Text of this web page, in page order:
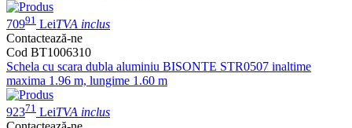
70991 LeiTVA inclus
Contactează-ne
Cod BT1006310
Schela cu scara dubla aluminiu BISONTE STR0507 inaltime
maxima 1.96 m, lungime 1.60 m
92371 LeiTVA inclus